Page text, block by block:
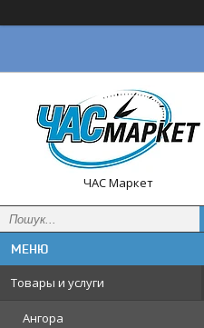
ЧАС Маркет
Товары и услуги
Ангора